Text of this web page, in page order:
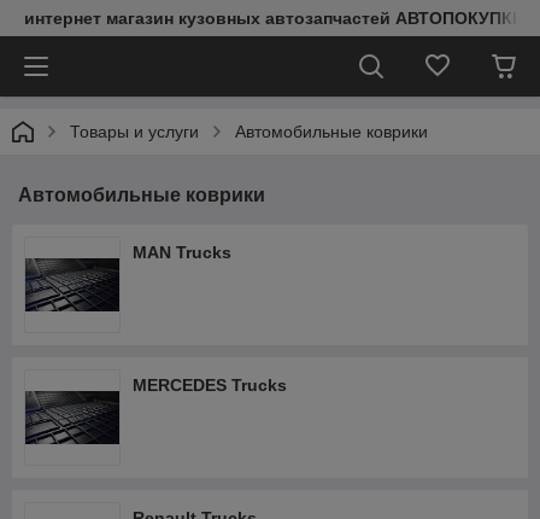
интернет магазин кузовных автозапчастей АВТОПОКУПКИ
Товары и услуги Автомобильные коврики
Автомобильные коврики
MAN Trucks
MERCEDES Trucks